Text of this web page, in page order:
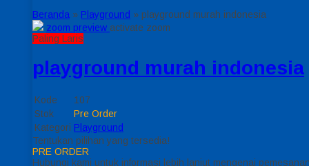
Beranda » Playground » playground murah indonesia
zoom preview activate zoom
Paling Laris
playground murah indonesia
Kode
107
Stok
Pre Order
Kategori Playground
Tentukan pilihan yang tersedia!
PRE ORDER
Hubungi kami untuk informasi lebih lanjut mengenai